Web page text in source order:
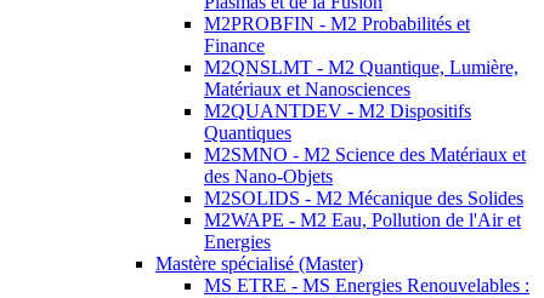
M2PROBFIN - M2 Probabilités et
Finance
M2QNSLMT - M2 Quantique, Lumière,
Matériaux et Nanosciences
M2QUANTDEV - M2 Dispositifs
Quantiques
M2SMNO - M2 Science des Matériaux et
des Nano-Objets
M2SOLIDS - M2 Mécanique des Solides
M2WAPE - M2 Eau, Pollution de l'Air et
Energies
Mastère spécialisé (Master)
MS ETRE - MS Energies Renouvelables :